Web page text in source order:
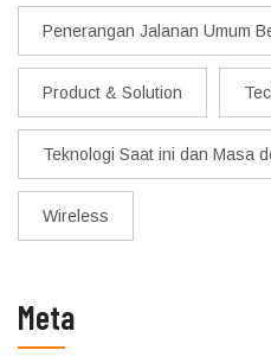
Penerangan Jalanan Umum
Product & Solution
Teknologi Saat ini dan Masa
Wireless
Meta